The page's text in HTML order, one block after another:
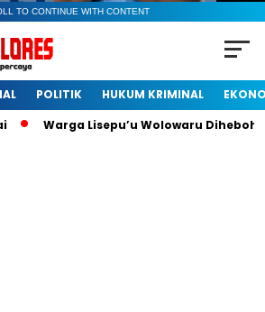
TO CONTINUE WITH CONTENT
POLITIK HUKUM KRIMINAL
Warga Lisepu’u Wolowaru